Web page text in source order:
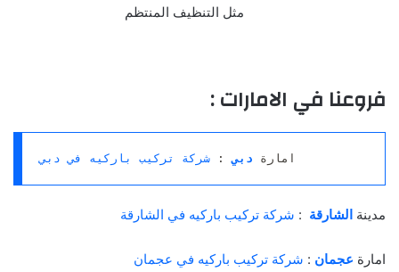
مثل التنظيف المنتظم
فروعنا في الامارات :
امارة دبي : شركة تركيب باركيه في دبي
مدينة الشارقة : شركة تركيب باركيه في الشارقة
امارة عجمان : شركة تركيب باركيه في عجمان